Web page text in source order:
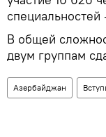
специальностей
В общей
двум группам
Азербайджан